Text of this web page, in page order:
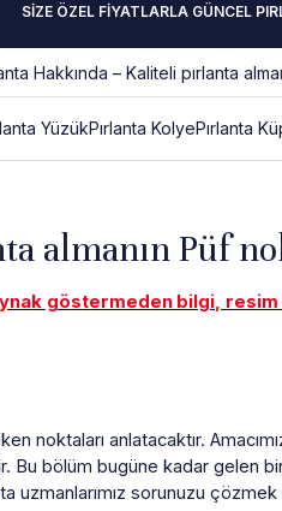
SİZE ÖZEL FİYATLARLA GÜNCEL
YüzükPırlanta KolyePırlanta
almanın Püf
göstermeden bilgi,
noktaları anlatacaktır.
Bu bölüm bugüne kadar gelen
uzmanlarımız sorunuzu